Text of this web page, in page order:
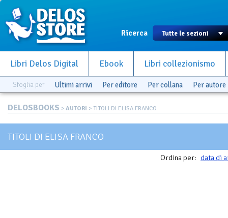
Ricerca
Libri Delos Digital Ebook Libri collezionismo
Sfoglia per Ultimi arrivi Per editore Per collana Per autore
DELOSBOOKS > AUTORI > TITOLI DI ELISA FRANCO
TITOLI DI ELISA FRANCO
Ordina per: data di